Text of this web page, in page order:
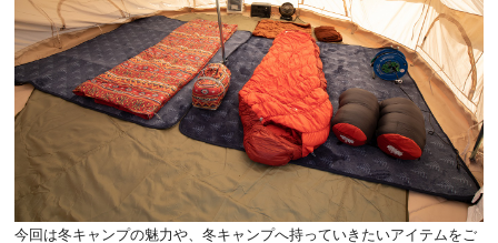
今回は冬キャンプの魅力や、冬キャンプへ持っていきたいアイテムをご